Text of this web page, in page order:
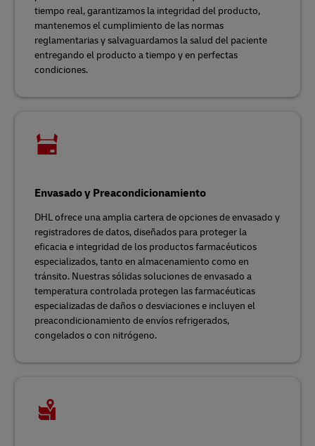
tiempo real, garantizamos la integridad del producto,
mantenemos el cumplimiento de las normas
reglamentarias y salvaguardamos la salud del paciente
entregando el producto a tiempo y en perfectas
condiciones.
Envasado y Preacondicionamiento
DHL ofrece una amplia cartera de opciones de envasado y
registradores de datos, diseñados para proteger la
eficacia e integridad de los productos farmacéuticos
especializados, tanto en almacenamiento como en
tránsito. Nuestras sólidas soluciones de envasado a
temperatura controlada protegen las farmacéuticas
especializadas de daños o desviaciones e incluyen el
preacondicionamiento de envíos refrigerados,
congelados o con nitrógeno.